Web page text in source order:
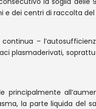
dei centri di raccolta del
–
plasmaderivati,
principalmente
la parte liquida del